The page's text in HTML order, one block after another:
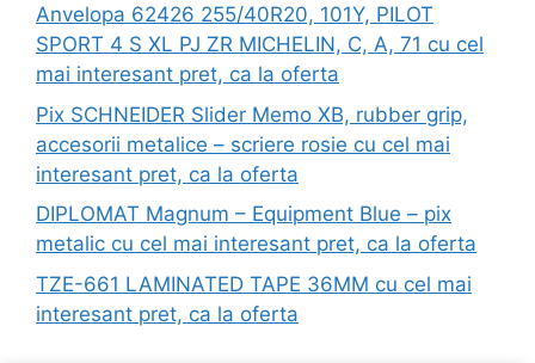
Anvelopa 62426 255/40R20, 101Y, PILOT
SPORT 4 S XL PJ ZR MICHELIN, C, A, 71 cu cel
mai interesant pret, ca la oferta
Pix SCHNEIDER Slider Memo XB, rubber grip,
accesorii metalice – scriere rosie cu cel mai
interesant pret, ca la oferta
DIPLOMAT Magnum – Equipment Blue – pix
metalic cu cel mai interesant pret, ca la oferta
TZE-661 LAMINATED TAPE 36MM cu cel mai
interesant pret, ca la oferta